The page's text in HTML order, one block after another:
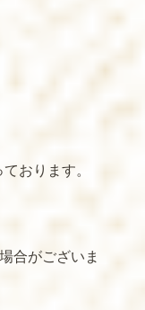
おります。
合がございま